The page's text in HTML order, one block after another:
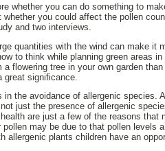
whether you can do something to
you could affect the pollen
and two interviews.
quantities with the wind can make it
to think while planning green areas
flowering tree in your own garden
significance.
in the avoidance of allergenic species.
just the presence of allergenic
are just a few of the reasons
may be due to that pollen levels
allergenic plants children have an